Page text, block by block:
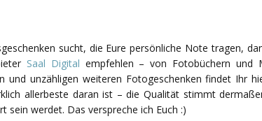
sucht, die Eure persönliche Note tragen,
Saal Digital empfehlen – von Fotobüchern und
und unzähligen weiteren Fotogeschenken findet Ihr
allerbeste daran ist – die Qualität stimmt
sein werdet. Das verspreche ich Euch :)